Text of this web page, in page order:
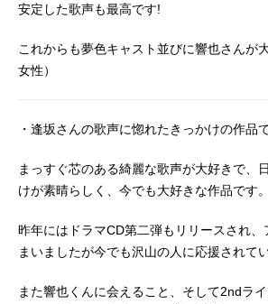
安定した歌声も最高です!
これからも夢色キャスト並びに響也さんが
女性）
・逢坂さんの歌声に惚れたきっかけの作品で
まっすぐ芯のある綺麗な歌声が大好きで、
けが素晴らしく、今でも大好きな作品です。
昨年にはドラマCD第二弾もリリースされ、
まいましたが今でも沢山の人に応援されて
また響也くんに会えること、そして2ndラ